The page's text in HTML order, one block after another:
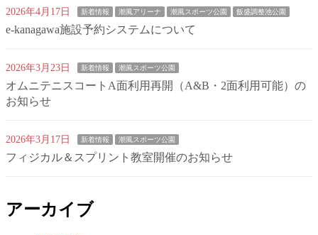
2026年4月17日 新着情報 潮風アリーナ 潮風スポーツ公園 飯盛調整池公園
e-kanagawa施設予約システムについて
2026年3月23日 新着情報 潮風スポーツ公園
オムニテニスコートA面利用再開（A&B・2面利用可能）の
お知らせ
2026年3月17日 新着情報 潮風スポーツ公園
フィジカル＆スプリント教室開催のお知らせ
アーカイブ